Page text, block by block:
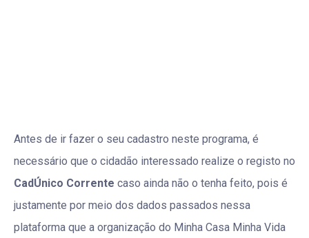
Antes de ir fazer o seu cadastro neste programa, é
necessário que o cidadão interessado realize o registo no
CadÚnico Corrente caso ainda não o tenha feito, pois é
justamente por meio dos dados passados nessa
plataforma que a organização do Minha Casa Minha Vida